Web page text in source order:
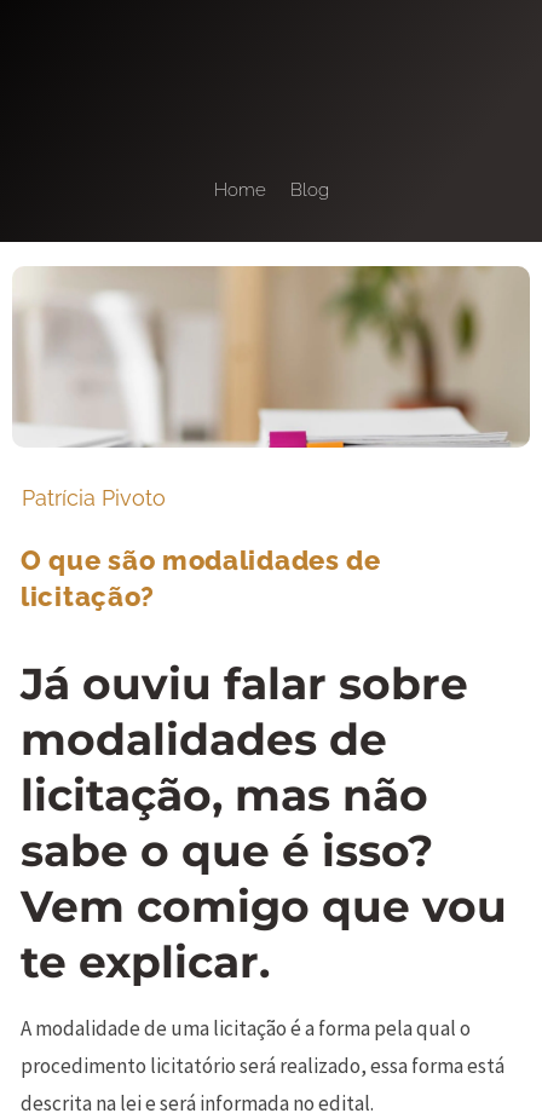
Home Blog
Patrícia Pivoto
O que são modalidades de
licitação?
Já ouviu falar sobre
modalidades de
licitação, mas não
sabe o que é isso?
Vem comigo que vou
te explicar.
A modalidade de uma licitação é a forma pela qual o
procedimento licitatório será realizado, essa forma está
descrita na lei e será informada no edital.